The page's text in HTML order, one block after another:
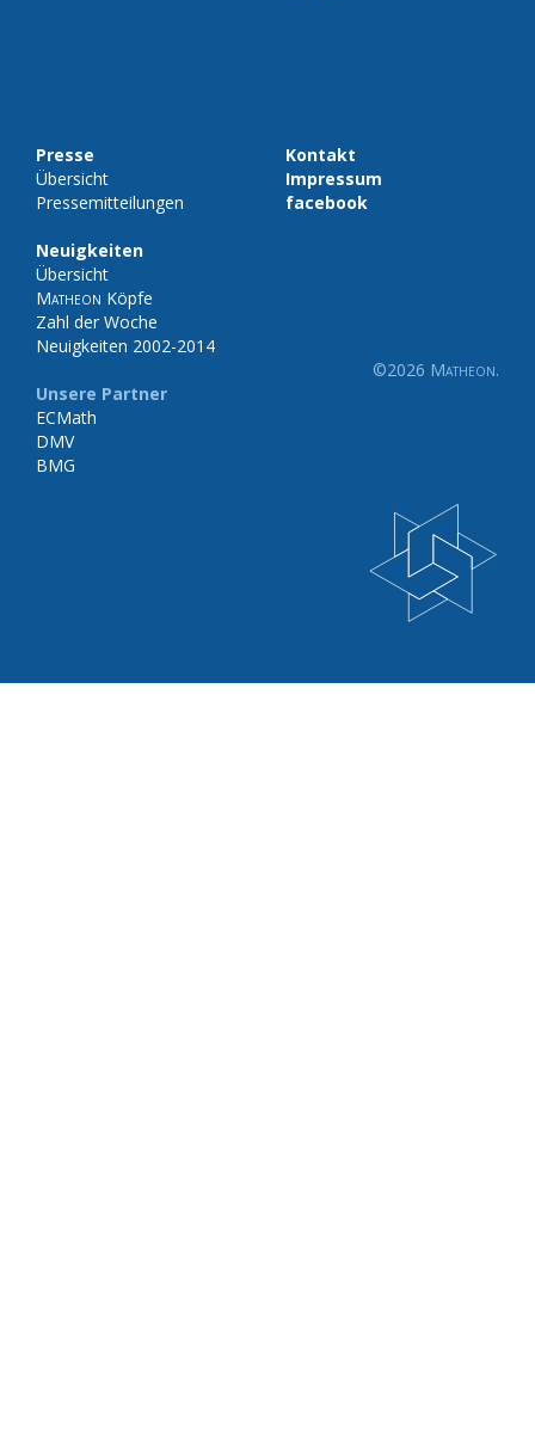
Presse
Übersicht
Pressemitteilungen
Neuigkeiten
Übersicht
Matheon Köpfe
Zahl der Woche
Neuigkeiten 2002-2014
Unsere Partner
ECMath
DMV
BMG
Kontakt
Impressum
facebook
©2026 Matheon.